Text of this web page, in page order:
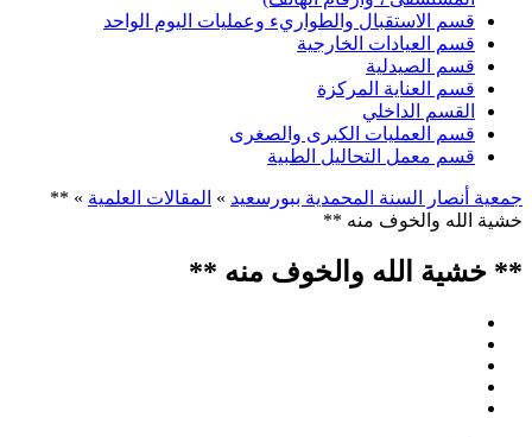
قسم الاستقبال والطواريء وعمليات اليوم الواحد
قسم العيادات الخارجية
قسم الصيدلية
قسم العناية المركزة
القسم الداخلي
قسم العمليات الكبرى والصغرى
قسم معمل التحاليل الطبية
جمعية أنصار السنة المحمدية ببورسعيد » المقالات العلمية » **
خشية الله والخوف منه **
** خشية الله والخوف منه **